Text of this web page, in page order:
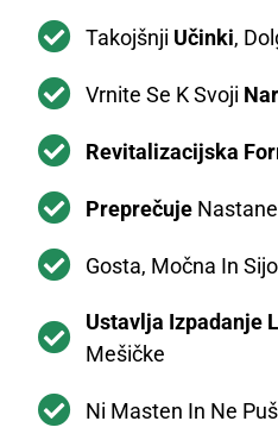
Takojšnji Učinki,
Vrnite Se K Svoji
Revitalizacijska
Preprečuje
Gosta, Močna In
Ustavlja Izpadanje
Mešičke
Ni Masten In Ne